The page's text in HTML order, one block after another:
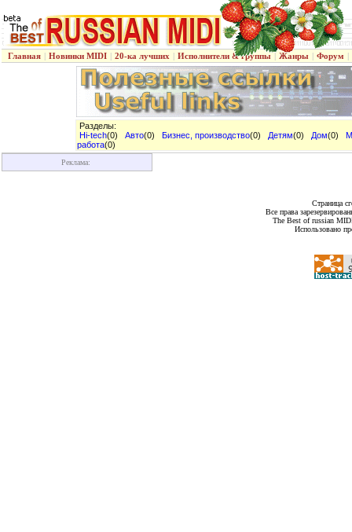
Главная | Новинки MIDI | 20-ка лучших | Исполнители & группы | Жанры | Форум |
Разделы:
Hi-tech(0) Авто(0) Бизнес, производство(0) Детям(0) Дом(0)
работа(0)
Реклама:
Страница
Все права
The Best of russian
Использовано